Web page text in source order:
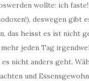
wollte: ich
deswegen gibt
das heisst es ist nicht
jeden Tag
nicht anders geht.
und